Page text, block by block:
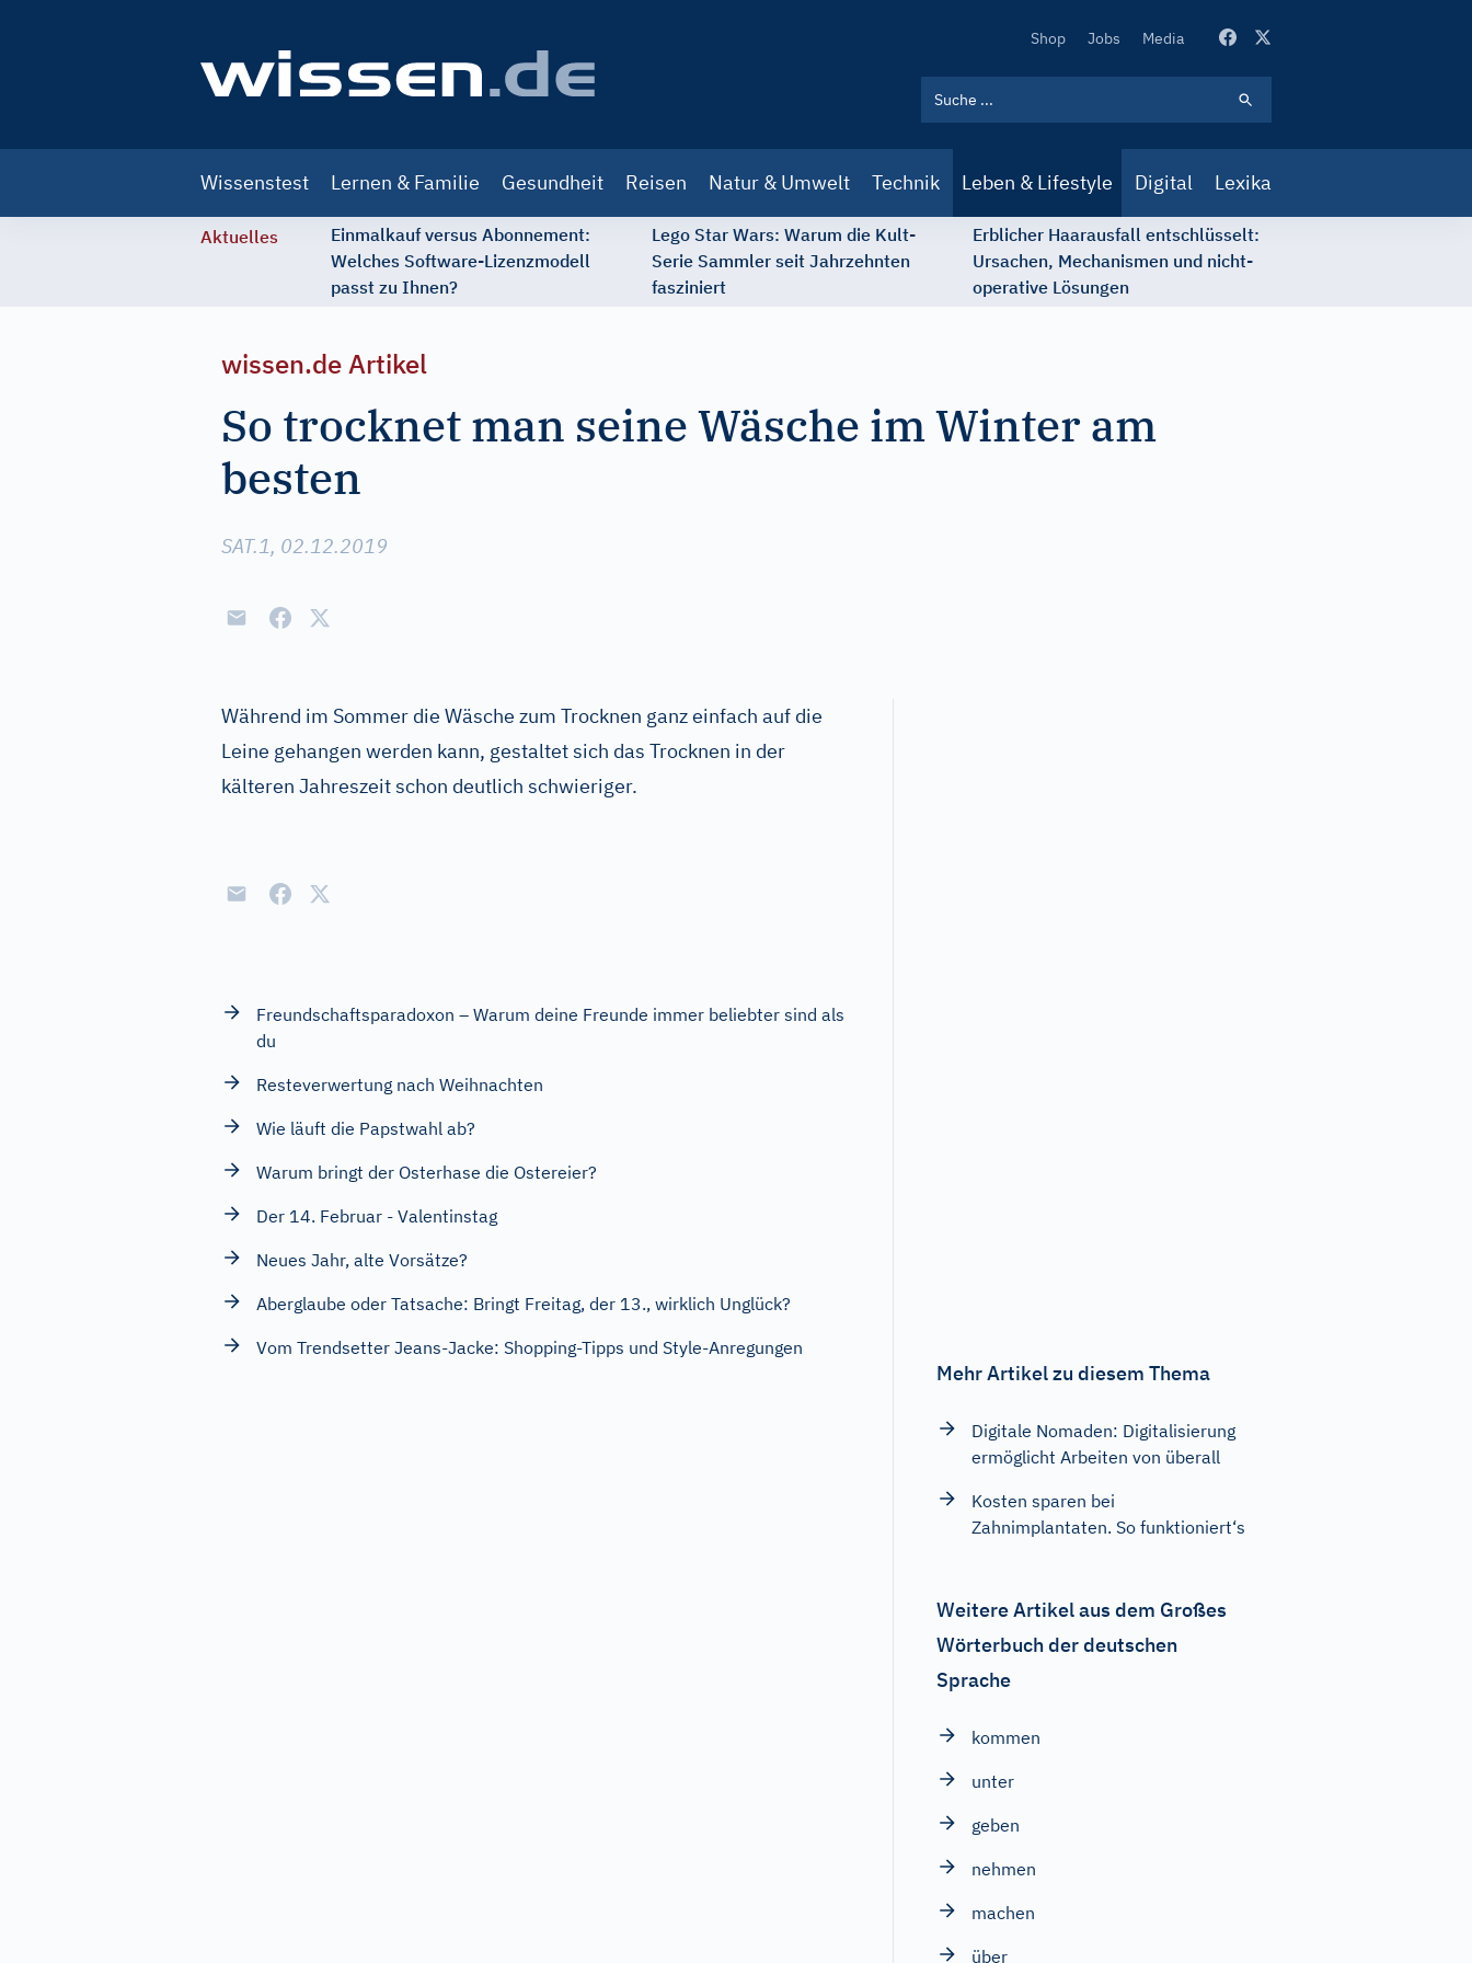
Secondary
Shop Jobs Media
navigation
Wissenstest Lernen & Familie Gesundheit Reisen Natur & Umwelt Technik Leben & Lifestyle Digital Lexika
Aktuelles
Einmalkauf versus Abonnement:
Welches Software-Lizenzmodell
passt zu Ihnen?
Lego Star Wars: Warum die Kult-
Serie Sammler seit Jahrzehnten
fasziniert
Erblicher Haarausfall entschlüsselt:
Ursachen, Mechanismen und nicht-
operative Lösungen
wissen.de Artikel
So trocknet man seine Wäsche im Winter am
besten
SAT.1, 02.12.2019
Während im Sommer die Wäsche zum Trocknen ganz einfach auf die
Leine gehangen werden kann, gestaltet sich das Trocknen in der
kälteren Jahreszeit schon deutlich schwieriger.
Freundschaftsparadoxon – Warum deine Freunde immer beliebter sind als
du
Resteverwertung nach Weihnachten
Wie läuft die Papstwahl ab?
Warum bringt der Osterhase die Ostereier?
Der 14. Februar - Valentinstag
Neues Jahr, alte Vorsätze?
Aberglaube oder Tatsache: Bringt Freitag, der 13., wirklich Unglück?
Vom Trendsetter Jeans-Jacke: Shopping-Tipps und Style-Anregungen
Mehr Artikel zu diesem Thema
Digitale Nomaden: Digitalisierung
ermöglicht Arbeiten von überall
Kosten sparen bei
Zahnimplantaten. So funktioniert‘s
Weitere Artikel aus dem Großes
Wörterbuch der deutschen
Sprache
kommen
unter
geben
nehmen
machen
über